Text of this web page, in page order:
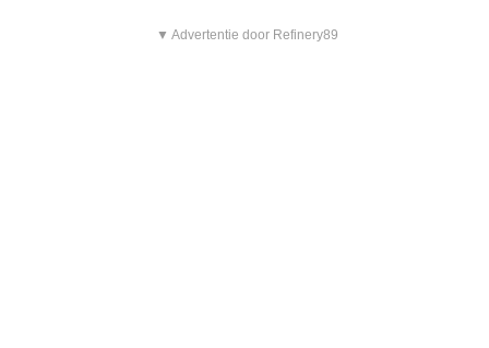
▼ Advertentie door Refinery89